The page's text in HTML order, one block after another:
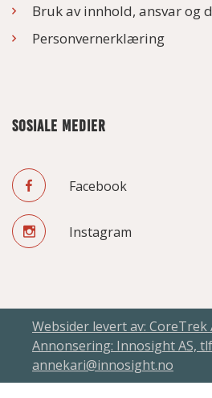
Bruk av innhold, ansvar og
Personvernerklæring
SOSIALE MEDIER
Facebook
Instagram
Websider levert av: CoreTrek
Annonsering: Innosight AS,
annekari@innosight.no